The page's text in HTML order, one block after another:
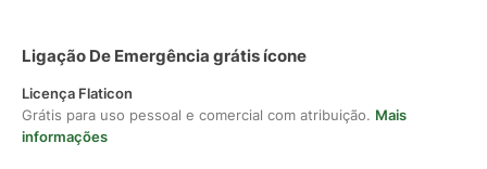
Ligação De Emergência grátis ícone
Licença Flaticon
Grátis para uso pessoal e comercial com atribuição. Mais
informações